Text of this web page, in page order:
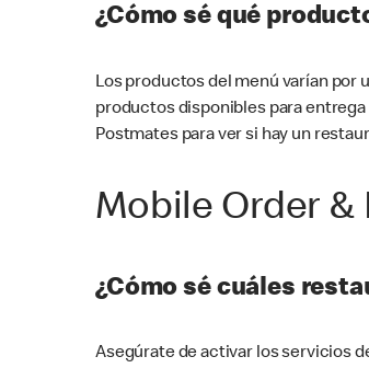
¿Cómo sé qué
Los productos del menú varían por
productos disponibles para entrega
Postmates para ver si hay un
Mobile Order &
¿Cómo sé cuáles
Asegúrate de activar los servicios